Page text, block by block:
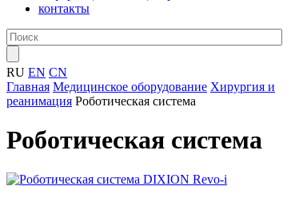
контакты
RU EN CN
Главная Медицинское оборудование Хирургия и
реанимация Роботическая система
Роботическая система